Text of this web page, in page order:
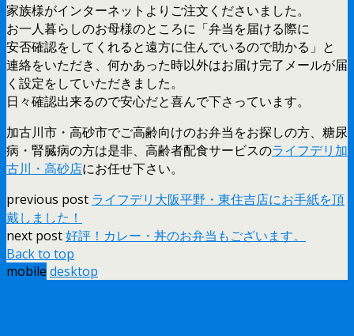
家族様がインターネットよりご注文くださいました。
お一人暮らしのお母様のところに「弁当を届ける際に
安否確認をしてくれると遠方に住んでいるので助かる」と
連絡をいただき、何かあった時以外はお届け完了メールが届
く設定をしていただきました。
日々確認出来るので安心だと喜んで下さっています。
加古川市・高砂市でご高齢向けのお弁当をお探しの方、糖尿
病・腎臓病の方は是非、高齢者配食サービスのライフデリ加
古川・高砂店にお任せ下さい。
previous post ライフデリ大阪平野・東住吉店にお手紙を頂
戴しました！
next post好評！カレー・丼のお弁当もございます。
Back to top
mobile desktop